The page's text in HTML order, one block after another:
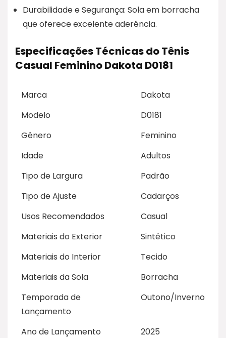
Durabilidade e Segurança: Sola em borracha
que oferece excelente aderência.
Especificações Técnicas do Tênis
Casual Feminino Dakota D0181
Marca
Dakota
Modelo
D0181
Gênero
Feminino
Idade
Adultos
Tipo de Largura
Padrão
Tipo de Ajuste
Cadarços
Usos Recomendados
Casual
Materiais do Exterior
Sintético
Materiais do Interior
Tecido
Materiais da Sola
Borracha
Temporada de
Lançamento
Outono/Inverno
Ano de Lançamento 2025